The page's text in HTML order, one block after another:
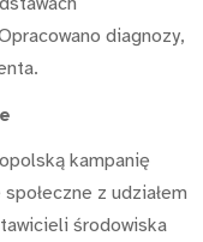
diagnozy,
kampanię
z udziałem
środowiska